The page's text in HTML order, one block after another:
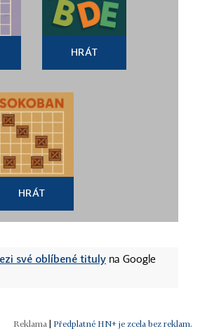
HRÁT
HRÁT
své oblíbené tituly na Google
| Předplatné HN+ je zcela bez reklam.